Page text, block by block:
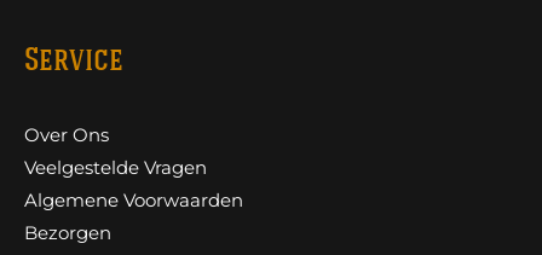
Service
Over Ons
Veelgestelde Vragen
Algemene Voorwaarden
Bezorgen